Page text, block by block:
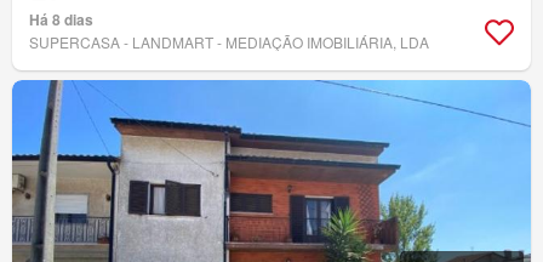
Há 8 dias
SUPERCASA - LANDMART - MEDIAÇÃO IMOBILIÁRIA, LDA